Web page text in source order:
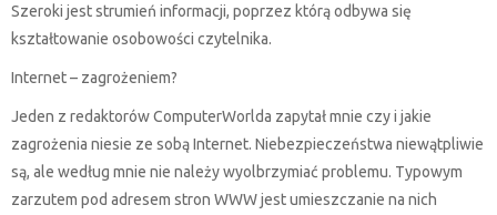
Szeroki jest strumień informacji, poprzez którą odbywa się
kształtowanie osobowości czytelnika.
Internet – zagrożeniem?
Jeden z redaktorów ComputerWorlda zapytał mnie czy i jakie
zagrożenia niesie ze sobą Internet. Niebezpieczeństwa niewątpliwie
są, ale według mnie nie należy wyolbrzymiać problemu. Typowym
zarzutem pod adresem stron WWW jest umieszczanie na nich